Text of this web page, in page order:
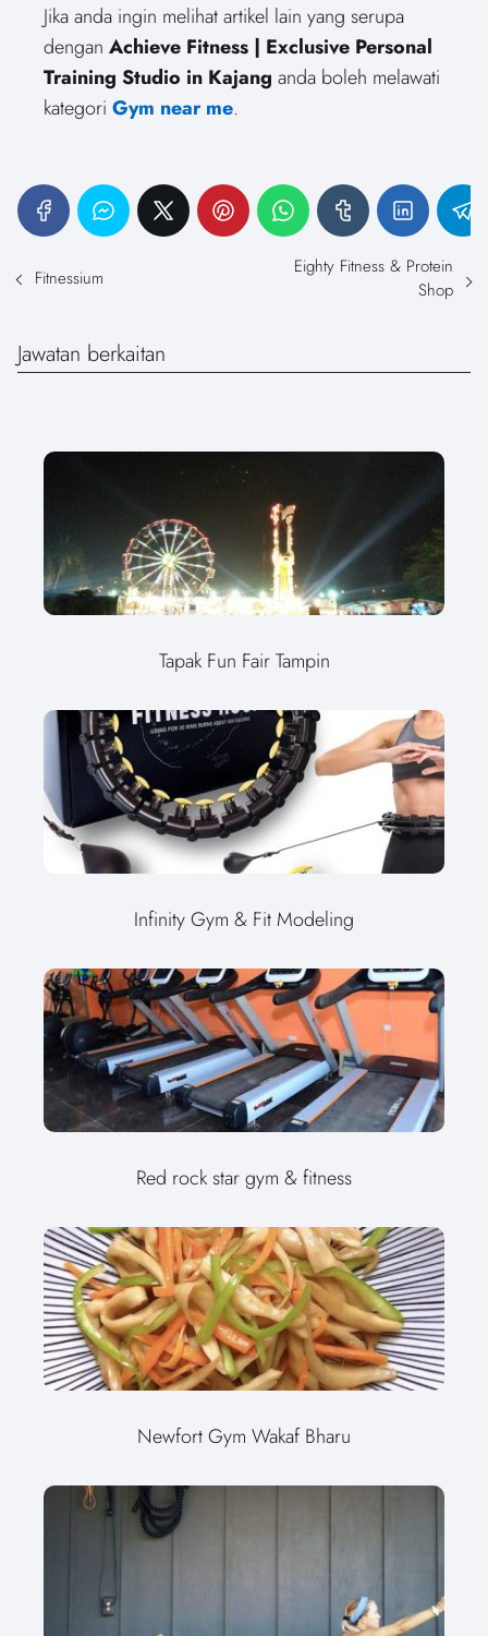
Jika anda ingin melihat artikel lain yang serupa
dengan Achieve Fitness | Exclusive Personal
Training Studio in Kajang anda boleh melawati
kategori Gym near me.
Fitnessium
Eighty Fitness & Protein
Shop
Jawatan berkaitan
Tapak Fun Fair Tampin
Infinity Gym & Fit Modeling
Red rock star gym & fitness
Newfort Gym Wakaf Bharu